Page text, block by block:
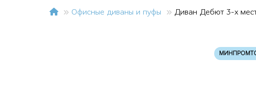
Офисные диваны и пуфы Диван Дебют 3-х